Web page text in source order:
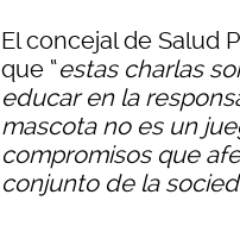
El concejal de Salud
que “estas charlas
educar en la
mascota no es un
compromisos que
conjunto de la